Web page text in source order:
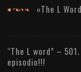
«The L
“The L word” –
episodio!!!